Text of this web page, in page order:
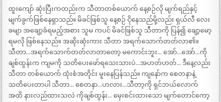
ထူးကျော် ဆုံးပြီးကတည်းက သီတာတစ်ယောက် နေ့စဉ်လို မျက်ရည်နှင့်
မျက်ခွက်ဖြစ်နေရှာသည်။ မိခင်ဖြစ်သူ နေ့စဉ် ငိုနေသည်မို့လည်း ရှယ်လီ လေး
ခမျာ အချော့ခံရမည့်အစား သူမ ကပင် မိခင်ဖြစ်သူ သီတာကို ပြန်၍ ချော့မော့
ရမလို ဖြစ်နေသည်။ အဆိုးဆုံးကား သီတာ အရက်သောက်တတ်လာ၏။
သီတာ…အရက်သောက်တတ်လာတာတော့ မကောင်းဘူး… အော်…အော်…ကို
ချစ်ထွန်းက ကျမကို သတိပေးဖော်ရသေးသားပဲ…အဟတ်ဟတ်… ဒီနေ့လည်း
သီတာ တစ်ယောက် ထုံးစံအတိုင်း မူးနေပြန်သည်။ ကျနော်က စေတနာနဲ့
သတိပေးတာပါ သီတာ… စေတနာ…ဟလား…သီတာ့ကို ရှင်ဘယ်လောက်
အထိ နားလည်ထားသလဲ ကိုချစ်ထွန်း… မှေးစင်းထားသော မျက်တောင်ကော့